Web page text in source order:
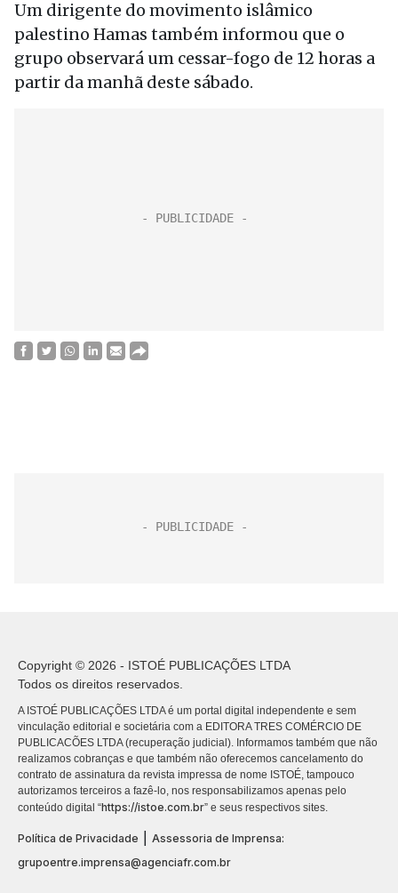
Um dirigente do movimento islâmico
palestino Hamas também informou que o
grupo observará um cessar-fogo de 12 horas a
partir da manhã deste sábado.
Copyright © 2026 - ISTOÉ PUBLICAÇÕES LTDA
Todos os direitos reservados.
A ISTOÉ PUBLICAÇÕES LTDA é um portal digital independente e sem
vinculação editorial e societária com a EDITORA TRES COMÉRCIO DE
PUBLICACÕES LTDA (recuperação judicial). Informamos também que não
realizamos cobranças e que também não oferecemos cancelamento do
contrato de assinatura da revista impressa de nome ISTOÉ, tampouco
autorizamos terceiros a fazê-lo, nos responsabilizamos apenas pelo
conteúdo digital “https://istoe.com.br” e seus respectivos sites.
Política de Privacidade
Assessoria de Imprensa:
grupoentre.imprensa@agenciafr.com.br